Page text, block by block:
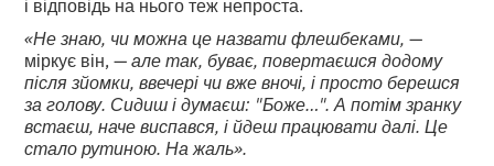
«Не знаю, чи можна це назвати флешбеками,—
міркує він, —але так, буває, повертаєшся додому
після зйомки, ввечері чи вже вночі, і просто берешся
за голову. Сидиш і думаєш: "Боже…". А потім зранку
встаєш, наче виспався, і йдеш працювати далі. Це
стало рутиною. На жаль».